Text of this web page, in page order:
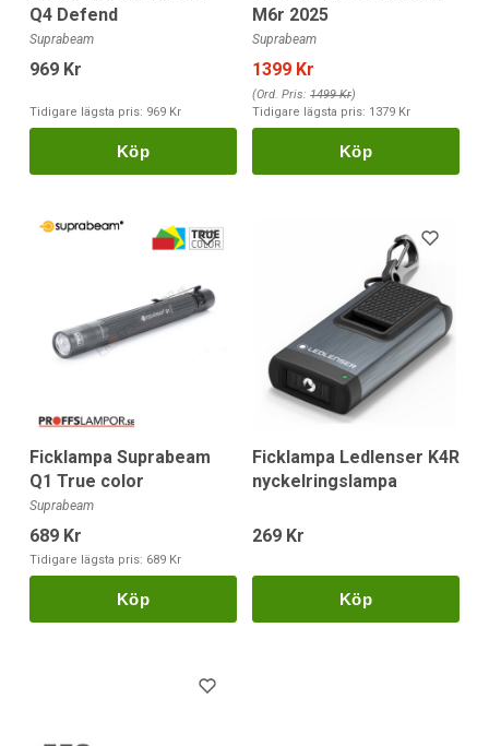
Q4 Defend
Suprabeam
969 Kr
Tidigare lägsta pris: 969 Kr
Köp
M6r 2025
Suprabeam
1399 Kr
(Ord. Pris: 1499 Kr)
Tidigare lägsta pris: 1379 Kr
Köp
Ficklampa Suprabeam
Q1 True color
Suprabeam
689 Kr
Tidigare lägsta pris: 689 Kr
Köp
Ficklampa Ledlenser K4R
nyckelringslampa
269 Kr
Köp